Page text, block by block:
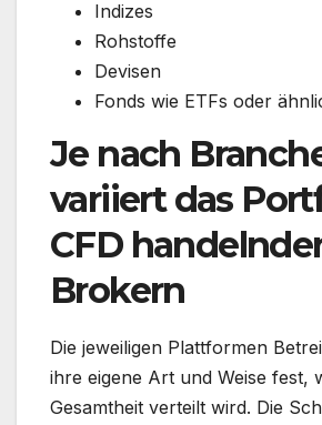
Indizes
Rohstoffe
Devisen
Fonds wie ETFs oder
Je nach
variiert das
CFD
Brokern
Die jeweiligen Plattformen
ihre eigene Art und Weise fest,
Gesamtheit verteilt wird. Die